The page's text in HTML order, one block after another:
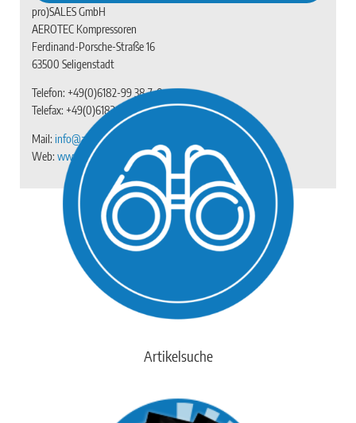
pro)SALES GmbH
AEROTEC Kompressoren
Ferdinand-Porsche-Straße 16
63500 Seligenstadt
Telefon: +49(0)6182-99 38 7-0
Telefax: +49(0)6182-99 38 7-20
Mail: info@aerotec.info
Web: www.aerotec.info
Artikelsuche